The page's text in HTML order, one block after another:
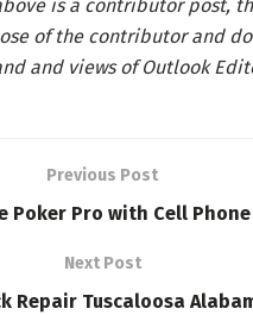
is a contributor post,
of the contributor and
and views of Outlook
Previous Post
Poker Pro with Cell
Next Post
Repair Tuscaloosa